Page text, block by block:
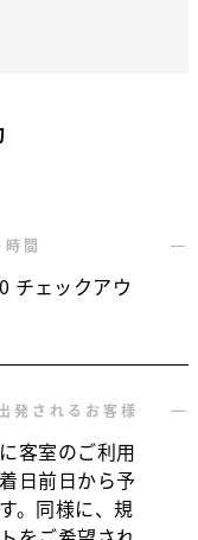
間
チェックアウ
発されるお客様
客室のご利用
日前日から予
。同様に、規